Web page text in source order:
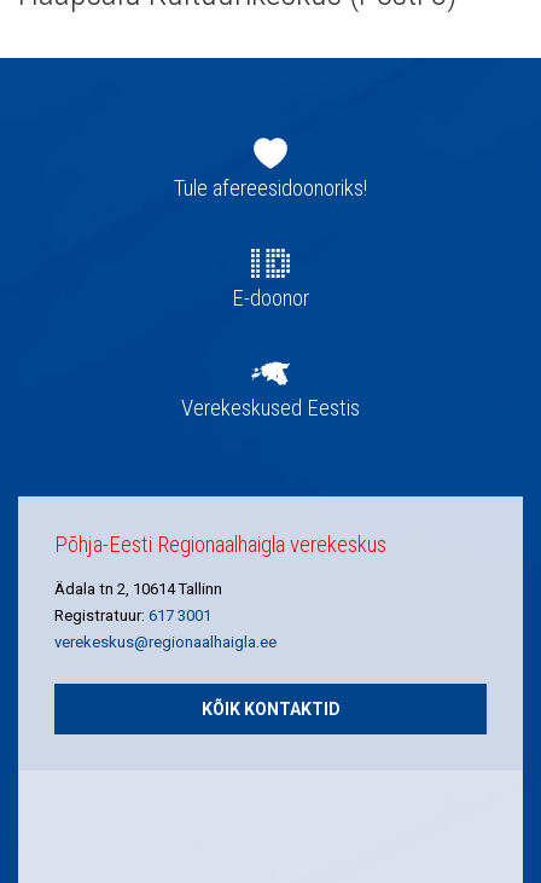
navigatsioonTule afereesidoonoriks!
E-doonor
Verekeskused Eestis
Põhja-Eesti Regionaalhaigla verekeskus
Ädala tn 2, 10614 Tallinn
Registratuur: 617 3001
verekeskus@regionaalhaigla.ee
KÕIK KONTAKTID